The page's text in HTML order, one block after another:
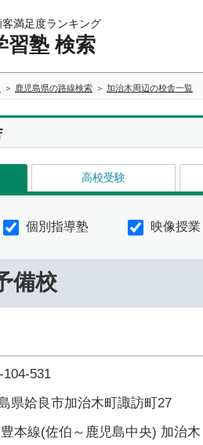
満足度ランキング
習塾 検索
鹿児島県の路線検索 加治木周辺の校舎一覧
高校受験
個別指導塾 映像授業
備校
104-531
県姶良市加治木町諏訪町27
本線(佐伯～鹿児島中央) 加治